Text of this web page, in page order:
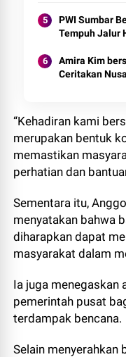
PWI Sumbar
Tempuh Jalur
Amira Kim
Ceritakan
“Kehadiran kami
merupakan bentuk
memastikan
perhatian dan
Sementara itu,
menyatakan bahwa
diharapkan dapat
masyarakat dalam
Ia juga menegaskan
pemerintah pusat
terdampak bencana.
Selain menyerahkan